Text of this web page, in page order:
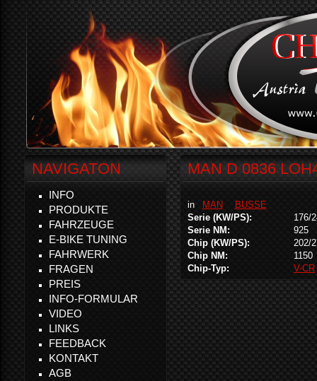
MAN D 0836
in MAN
BUSSE
Serie (KW/PS):
176/
Serie NM:
925
Chip (KW/PS):
202/
Chip NM:
1150
Chip-Typ:
V-CR
NAVIGATON
INFO
PRODUKTE
FAHRZEUGE
E-BIKE TUNING
FAHRWERK
FRAGEN
PREIS
INFO-FORMULAR
VIDEO
LINKS
FEEDBACK
KONTAKT
AGB